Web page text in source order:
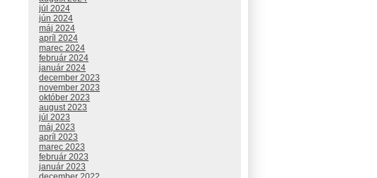
júl 2024
jún 2024
máj 2024
apríl 2024
marec 2024
február 2024
január 2024
december 2023
november 2023
október 2023
august 2023
júl 2023
máj 2023
apríl 2023
marec 2023
február 2023
január 2023